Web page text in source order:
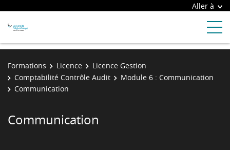
Aller à
Formations Licence
Licence Gestion
Comptabilité Contrôle Audit
Module 6 : Communication
Communication
Communication